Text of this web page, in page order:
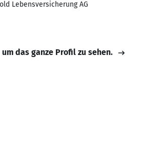
Lebensversicherung AG
das ganze Profil zu sehen.